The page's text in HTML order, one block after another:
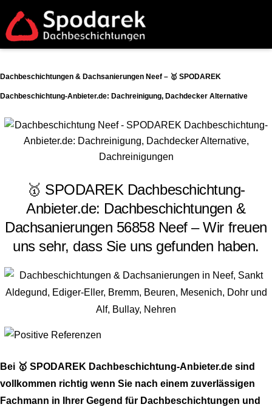
Dachbeschichtungen & Dachsanierungen Neef – 🥇 SPODAREK
Dachbeschichtung-Anbieter.de: Dachreinigung, Dachdecker Alternative
🥇 SPODAREK Dachbeschichtung-
Anbieter.de: Dachbeschichtungen &
Dachsanierungen 56858 Neef – Wir freuen
uns sehr, dass Sie uns gefunden haben.
Bei 🥇 SPODAREK Dachbeschichtung-Anbieter.de sind
vollkommen richtig wenn Sie nach einem zuverlässigen
Fachmann in Ihrer Gegend für Dachbeschichtungen und